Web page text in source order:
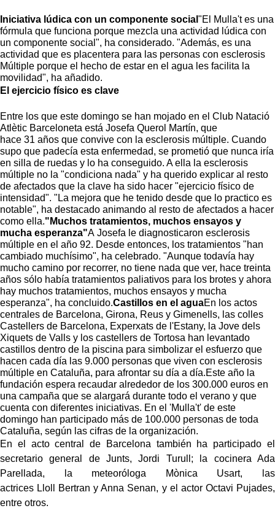
Iniciativa lúdica con un componente social "El Mulla't es una
fórmula que funciona porque mezcla una actividad lúdica con
un componente social", ha considerado. "Además, es una
actividad que es placentera para las personas con esclerosis
Múltiple porque el hecho de estar en el agua les facilita la
movilidad", ha añadido.
El ejercicio físico es clave
Entre los que este domingo se han mojado en el Club Natació
Atlètic Barceloneta está Josefa Querol Martín, que
hace 31 años que convive con la esclerosis múltiple. Cuando
supo que padecía esta enfermedad, se prometió que nunca iría
en silla de ruedas y lo ha conseguido. A ella la esclerosis
múltiple no la "condiciona nada" y ha querido explicar al resto
de afectados que la clave ha sido hacer "ejercicio físico de
intensidad". "La mejora que he tenido desde que lo practico es
notable", ha destacado animando al resto de afectados a hacer
como ella."Muchos tratamientos, muchos ensayos y
mucha esperanza"A Josefa le diagnosticaron esclerosis
múltiple en el año 92. Desde entonces, los tratamientos "han
cambiado muchísimo", ha celebrado. "Aunque todavía hay
mucho camino por recorrer, no tiene nada que ver, hace treinta
años sólo había tratamientos paliativos para los brotes y ahora
hay muchos tratamientos, muchos ensayos y mucha
esperanza", ha concluido.Castillos en el aguaEn los actos
centrales de Barcelona, Girona, Reus y Gimenells, las colles
Castellers de Barcelona, Experxats de l'Estany, la Jove dels
Xiquets de Valls y los castellers de Tortosa han levantado
castillos dentro de la piscina para simbolizar el esfuerzo que
hacen cada día las 9.000 personas que viven con esclerosis
múltiple en Cataluña, para afrontar su día a día.Este año la
fundación espera recaudar alrededor de los 300.000 euros en
una campaña que se alargará durante todo el verano y que
cuenta con diferentes iniciativas. En el 'Mulla't' de este
domingo han participado más de 100.000 personas de toda
Cataluña, según las cifras de la organización.
En el acto central de Barcelona también ha participado el
secretario general de Junts, Jordi Turull; la cocinera Ada
Parellada, la meteoróloga Mònica Usart, las
actrices Lloll Bertran y Anna Senan, y el actor Octavi Pujades,
entre otros.